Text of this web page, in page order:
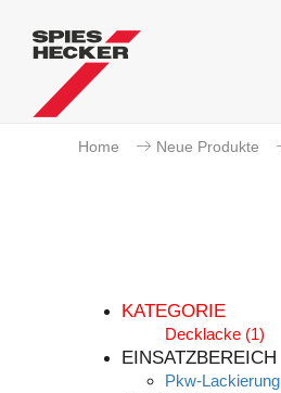
Home Neue Produkte
KATEGORIE
Decklacke (1)
EINSATZBEREICH
Pkw-Lackierung